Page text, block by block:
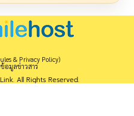
& Privacy Policy)
อมูลข่าวสาร
All Rights Reserved.